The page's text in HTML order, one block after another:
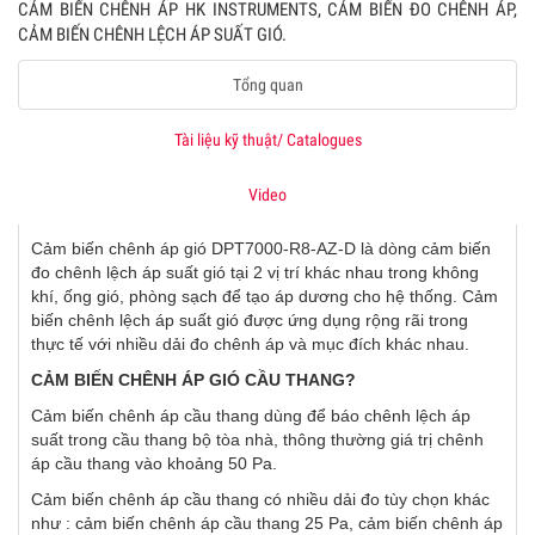
CẢM BIẾN CHÊNH ÁP HK INSTRUMENTS, CẢM BIẾN ĐO CHÊNH ÁP,
CẢM BIẾN CHÊNH LỆCH ÁP SUẤT GIÓ.
Tổng quan
Tài liệu kỹ thuật/ Catalogues
Video
Cảm biến chênh áp gió DPT7000-R8-AZ-D là dòng cảm biến
đo chênh lệch áp suất gió tại 2 vị trí khác nhau trong không
khí, ống gió, phòng sạch để tạo áp dương cho hệ thống. Cảm
biến chênh lệch áp suất gió được ứng dụng rộng rãi trong
thực tế với nhiều dải đo chênh áp và mục đích khác nhau.
CẢM BIẾN CHÊNH ÁP GIÓ CẦU THANG?
Cảm biến chênh áp cầu thang dùng để báo chênh lệch áp
suất trong cầu thang bộ tòa nhà, thông thường giá trị chênh
áp cầu thang vào khoảng 50 Pa.
Cảm biến chênh áp cầu thang có nhiều dải đo tùy chọn khác
như : cảm biến chênh áp cầu thang 25 Pa, cảm biến chênh áp